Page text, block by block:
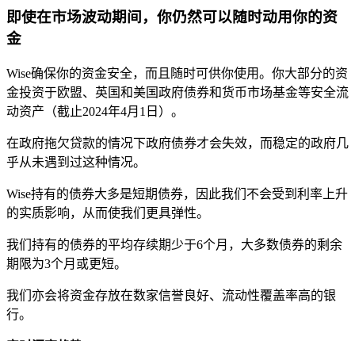
即使在市场波动期间，你仍然可以随时动用你的资
金
Wise确保你的资金安全，而且随时可供你使用。你大部分的资
金投资于欧盟、英国和美国政府债券和货币市场基金等安全流
动资产（截止2024年4月1日）。
在政府拖欠贷款的情况下政府债券才会失效，而稳定的政府几
乎从未遇到过这种情况。
Wise持有的债券大多是短期债券，因此我们不会受到利率上升
的实质影响，从而使我们更具弹性。
我们持有的债券的平均存续期少于6个月，大多数债券的剩余
期限为3个月或更短。
我们亦会将资金存放在数家信誉良好、流动性覆盖率高的银
行。